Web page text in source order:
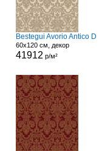
Bestegui Avorio Antico D
60x120 см, декор
41912 р/м²